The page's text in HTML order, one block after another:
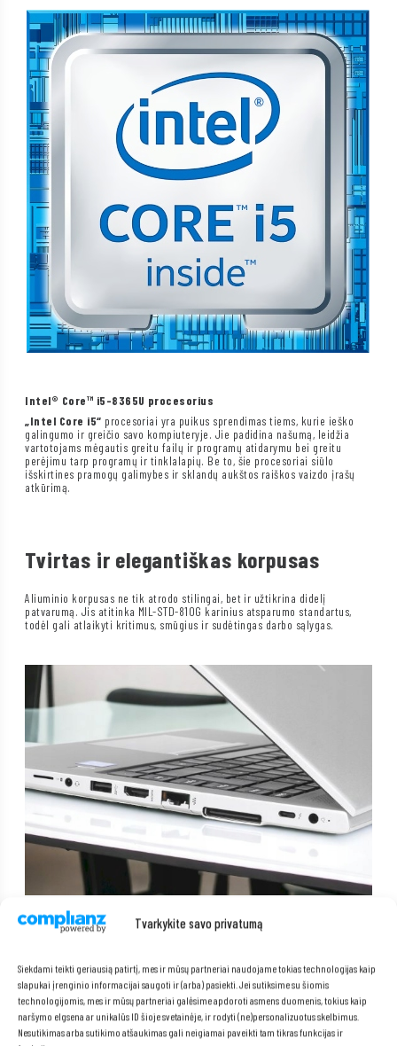
Tvarkykite savo privatumą
Siekdami teikti geriausią patirtį, mes ir mūsų partneriai naudojame tokias technologijas kaip
slapukai įrenginio informacijai saugoti ir (arba) pasiekti. Jei sutiksime su šiomis
technologijomis, mes ir mūsų partneriai galėsime apdoroti asmens duomenis, tokius kaip
naršymo elgsena ar unikalūs ID šioje svetainėje, ir rodyti (ne)personalizuotus skelbimus.
Nesutikimas arba sutikimo atšaukimas gali neigiamai paveikti tam tikras funkcijas ir
Intel® Core™ i5-8365U procesorius
„Intel Core i5“ procesoriai yra puikus sprendimas tiems, kurie ieško
galingumo ir greičio savo kompiuteryje. Jie padidina našumą, leidžia
vartotojams mėgautis greitu failų ir programų atidarymu bei greitu
perėjimu tarp programų ir tinklalapių. Be to, šie procesoriai siūlo
išskirtines pramogų galimybes ir sklandų aukštos raiškos vaizdo įrašų
atkūrimą.
Tvirtas ir elegantiškas korpusas
Aliuminio korpusas ne tik atrodo stilingai, bet ir užtikrina didelį
patvarumą. Jis atitinka MIL-STD-810G karinius atsparumo standartus,
todėl gali atlaikyti kritimus, smūgius ir sudėtingas darbo sąlygas.